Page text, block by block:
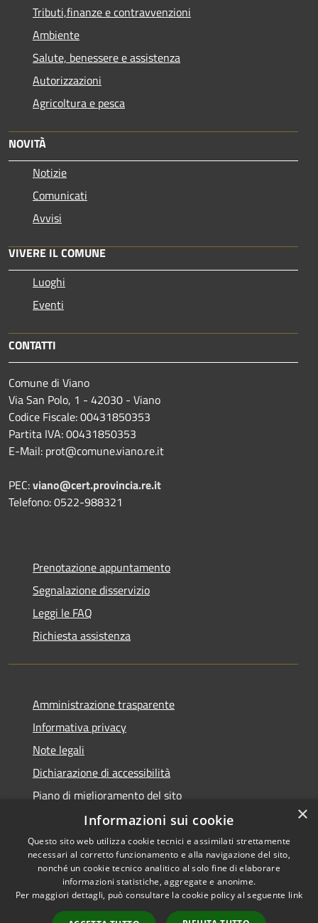
Tributi,finanze e contravvenzioni
Ambiente
Salute, benessere e assistenza
Autorizzazioni
Agricoltura e pesca
NOVITÀ
Notizie
Comunicati
Avvisi
VIVERE IL COMUNE
Luoghi
Eventi
CONTATTI
Comune di Viano
Via San Polo, 1 - 42030 - Viano
Codice Fiscale: 00431850353
Partita IVA: 00431850353
E-Mail: prot@comune.viano.re.it
PEC:viano@cert.provincia.re.it
Telefono: 0522-988321
Prenotazione appuntamento
Segnalazione disservizio
Leggi le FAQ
Richiesta assistenza
Amministrazione trasparente
Informativa privacy
Note legali
Dichiarazione di accessibilità
Piano di miglioramento del sito
Accessibilità
Privacy
Copyright © 2026 • Comune di
Viano • Powered by
Municipium•Accesso
redazione
×
Informazioni sui cookie
Questo sito web utilizza cookie tecnici e assimilati strettamente
necessari al corretto funzionamento e alla navigazione del sito,
nonché un cookie tecnico analitico al solo fine di elaborare
informazioni statistiche, aggregate e anonime.
Per maggiori dettagli, può consultare la cookie policy al seguente link